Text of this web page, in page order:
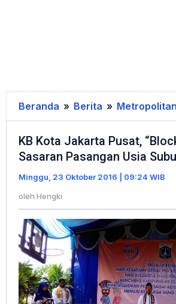
Beranda » Berita » Metropolitan
KB Kota Jakarta Pusat,
Sasaran Pasangan Usia
Minggu, 23 Oktober 2016 | 09:24 WIB
oleh Hengki